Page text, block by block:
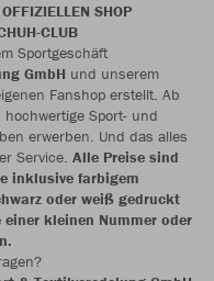
SHOP
CLUB
Sportgeschäft
GmbH und unserem
Fanshop erstellt. Ab
Sport- und
erwerben. Und das alles
Service. Alle Preise sind
inklusive farbigem
oder weiß gedruckt
kleinen Nummer oder